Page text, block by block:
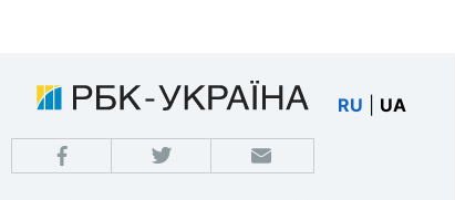
RU UA